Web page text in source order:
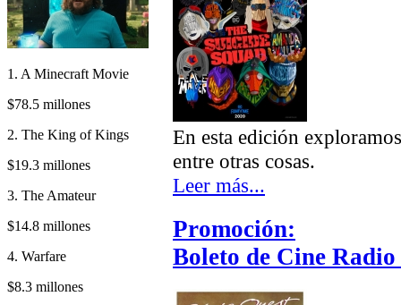
1. A Minecraft Movie
$78.5 millones
2. The King of Kings
$19.3 millones
3. The Amateur
$14.8 millones
4. Warfare
$8.3 millones
En esta edición
entre otras cosas.
Leer más...
Promoción:
Boleto de Cine Radio